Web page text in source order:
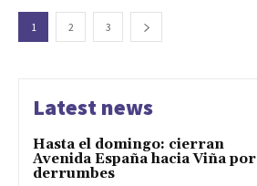
1 2 3
Latest news
Hasta el domingo: cierran
Avenida España hacia Viña por
derrumbes